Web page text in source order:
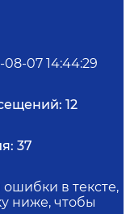
08-07 14:44:29
12
37
в тексте,
ниже, чтобы